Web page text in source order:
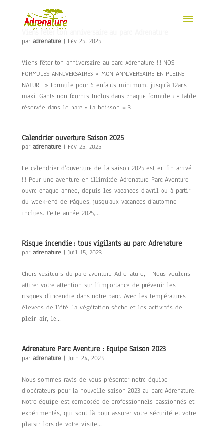
Viens fêter ton anniversaire au parc Adrenature
par adrenature| Fév 25, 2025
Viens fêter ton anniversaire au parc Adrenature !!! NOS
FORMULES ANNIVERSAIRES « MON ANNIVERSAIRE EN PLEINE
NATURE » Formule pour 6 enfants minimum, jusqu’à 12ans
maxi. Gants non fournis Inclus dans chaque formule : • Table
réservée dans le parc • La boisson = 3...
Calendrier ouverture Saison 2025
par adrenature| Fév 25, 2025
Le calendrier d’ouverture de la saison 2025 est en fin arrivé
!!! Pour une aventure en illimitée Adrenature Parc Aventure
ouvre chaque année, depuis les vacances d’avril ou à partir
du week-end de Pâques, jusqu’aux vacances d’automne
inclues. Cette année 2025,...
Risque incendie : tous vigilants au parc Adrenature
par adrenature| Juil 15, 2023
Chers visiteurs du parc aventure Adrenature, Nous voulons
attirer votre attention sur l’importance de prévenir les
risques d’incendie dans notre parc. Avec les températures
élevées de l’été, la végétation sèche et les activités de
plein air, le...
Adrenature Parc Aventure : Equipe Saison 2023
par adrenature| Juin 24, 2023
Nous sommes ravis de vous présenter notre équipe
d’opérateurs pour la nouvelle saison 2023 au parc Adrenature.
Notre équipe est composée de professionnels passionnés et
expérimentés, qui sont là pour assurer votre sécurité et votre
plaisir lors de votre visite...